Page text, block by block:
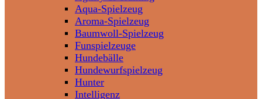
Aqua-Spielzeug
Aroma-Spielzeug
Baumwoll-Spielzeug
Funspielzeuge
Hundebälle
Hundewurfspielzeug
Hunter
Intelligenz